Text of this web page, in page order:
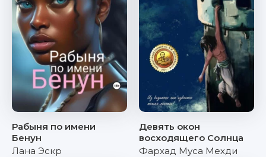
Рабыня по имени
Бенун
Лана Эскр
Девять окон
восходящего Солнца
Фархад Муса Мехди